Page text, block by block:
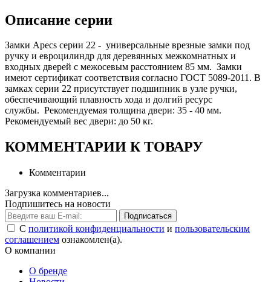
Описание серии
Замки Apecs серии 22 - универсальные врезные замки под
ручку и евроцилиндр для деревянных межкомнатных и
входных дверей с межосевым расстоянием 85 мм. Замки
имеют сертификат соответствия согласно ГОСТ 5089-2011. В
замках серии 22 присутствует подшипник в узле ручки,
обеспечивающий плавность хода и долгий ресурс
службы. Рекомендуемая толщина двери: 35 - 40 мм.
Рекомендуемый вес двери: до 50 кг.
КОММЕНТАРИИ К ТОВАРУ
Комментарии
Загрузка комментариев...
Подпишитесь на новости
Подписаться
С политикой конфиденциальности и пользовательским
соглашением ознакомлен(а).
О компании
О бренде